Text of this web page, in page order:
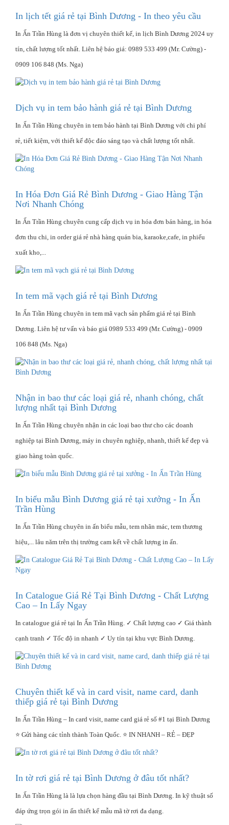
In lịch tết giá rẻ tại Bình Dương - In theo yêu cầu
In Ấn Trần Hùng là đơn vị chuyên thiết kế, in lịch Bình Dương 2024 uy
tín, chất lượng tốt nhất. Liên hệ báo giá: 0989 533 499 (Mr. Cường) -
0909 106 848 (Ms. Nga)
Dịch vụ in tem bảo hành giá rẻ tại Bình Dương
In Ấn Trần Hùng chuyên in tem bảo hành tại Bình Dương với chi phí
rẻ, tiết kiệm, với thiết kế độc đáo sáng tạo và chất lượng tốt nhất.
In Hóa Đơn Giá Rẻ Bình Dương - Giao Hàng Tận
Nơi Nhanh Chóng
In Ấn Trần Hùng chuyên cung cấp dịch vụ in hóa đơn bán hàng, in hóa
đơn thu chi, in order giá rẻ nhà hàng quán bia, karaoke,cafe, in phiếu
xuất kho,...
In tem mã vạch giá rẻ tại Bình Dương
In Ấn Trần Hùng chuyên in tem mã vạch sản phẩm giá rẻ tại Bình
Dương. Liên hệ tư vấn và báo giá 0989 533 499 (Mr. Cường) - 0909
106 848 (Ms. Nga)
Nhận in bao thư các loại giá rẻ, nhanh chóng, chất
lượng nhất tại Bình Dương
In Ấn Trần Hùng chuyên nhận in các loại bao thư cho các doanh
nghiệp tại Bình Dương, máy in chuyên nghiệp, nhanh, thiết kế đẹp và
giao hàng toàn quốc.
In biểu mẫu Bình Dương giá rẻ tại xưởng - In Ấn
Trần Hùng
In Ấn Trần Hùng chuyên in ấn biểu mẫu, tem nhãn mác, tem thương
hiệu,... lâu năm trên thị trường cam kết về chất lượng in ấn.
In Catalogue Giá Rẻ Tại Bình Dương - Chất Lượng
Cao – In Lấy Ngay
In catalogue giá rẻ tại In Ấn Trần Hùng. ✓ Chất lượng cao ✓ Giá thành
cạnh tranh ✓ Tốc độ in nhanh ✓ Uy tín tại khu vực Bình Dương.
Chuyên thiết kế và in card visit, name card, danh
thiếp giá rẻ tại Bình Dương
In Ấn Trần Hùng – In card visit, name card giá rẻ số #1 tại Bình Dương
⭐ Gửi hàng các tỉnh thành Toàn Quốc. ⭐ IN NHANH – RẺ – ĐẸP
In tờ rơi giá rẻ tại Bình Dương ở đâu tốt nhất?
In Ấn Trần Hùng là là lựa chọn hàng đầu tại Bình Dương. In kỹ thuật số
đáp ứng trọn gói in ấn thiết kế mẫu mã tờ rơi đa dạng.